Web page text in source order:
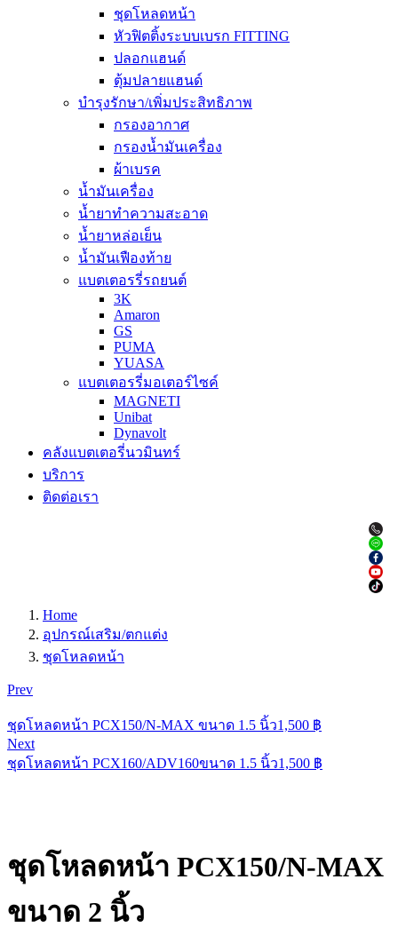
ชุดโหลดหน้า
หัวฟิตติ้งระบบเบรก FITTING
ปลอกแฮนด์
ตุ้มปลายแฮนด์
บำรุงรักษา/เพิ่มประสิทธิภาพ
กรองอากาศ
กรองน้ำมันเครื่อง
ผ้าเบรค
น้ำมันเครื่อง
น้ำยาทำความสะอาด
น้ำยาหล่อเย็น
น้ำมันเฟืองท้าย
แบตเตอรรี่รถยนต์
3K
Amaron
GS
PUMA
YUASA
แบตเตอรรี่มอเตอร์ไซค์
MAGNETI
Unibat
Dynavolt
คลังแบตเตอรี่นวมินทร์
บริการ
ติดต่อเรา
Home
อุปกรณ์เสริม/ตกแต่ง
ชุดโหลดหน้า
Prev
ชุดโหลดหน้า PCX150/N-MAX ขนาด 1.5 นิ้ว1,500 ฿
Next
ชุดโหลดหน้า PCX160/ADV160ขนาด 1.5 นิ้ว1,500 ฿
ชุดโหลดหน้า PCX150/N-MAX
ขนาด 2 นิ้ว